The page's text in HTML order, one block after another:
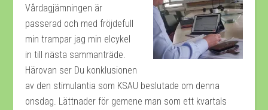
Vårdagjämningen är
passerad och med fröjdefull
min trampar jag min elcykel
in till nästa sammanträde.
Härovan ser Du konklusionen
av den stimulantia som KSAU beslutade om denna
onsdag. Lättnader för gemene man som ett kvartals